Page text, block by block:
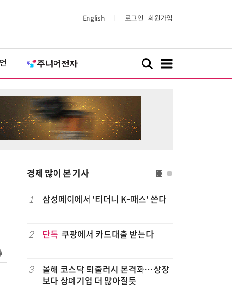
English 로그인 회원가입
경제 많이 본 기사
1 삼성페이에서 '티머니 K-패스' 쓴다
2 단독 쿠팡에서 카드대출 받는다
3
올해 코스닥 퇴출러시 본격화…상장
보다 상폐기업 더 많아질듯